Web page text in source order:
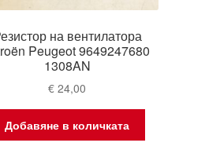
на вентилатора
Peugeot 9649247680
1308AN
€ 24,00
Добавяне в количката